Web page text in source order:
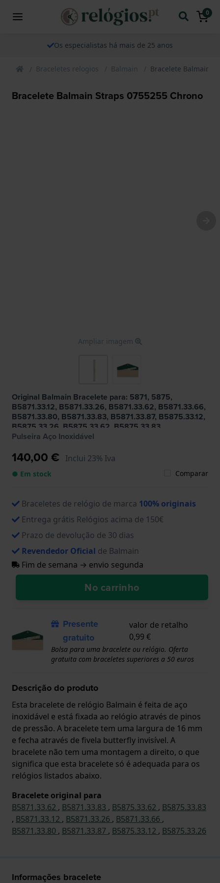
0
Os especialistas há mais de 25 anos
Braceletes relogios Balmain Bracelete Balmain
Bracelete Balmain Straps 0755255 Chrono
Ampliar imagem
Original Balmain Bracelete para: 5871, 5875,
B5871.33.12, B5871.33.26, B5871.33.62, B5871.33.66,
B5871.33.80, B5871.33.83, B5871.33.87, B5875.33.12,
B5875.33.26, B5875.33.62, B5875.33.83
Pulseira Aço Inoxidável
140,00 € Inclui 23% Iva
● Em stock Comparar
Braceletes de relógio de marca 100% originais
Entrega grátis Relógios acima de 150€
Prazo de devolução de 30 dias
Revendedor Oficial de Balmain
Fim de semana → envio segunda
No carrinho
Presente
gratuito
valor de retalho
0,99 €
Bolsa para uma bracelete ou relógio. Oferta
gratuita com braceletes superiores a 50 euros
Descrição do produto
Esta bracelete de relógio Balmain é feita de aço
inoxidável e está fixada ao relógio através de pinos
de pressão. A bracelete tem uma largura de 16 mm
e fecha através de fivela butterfly invisível. A
bracelete não tem uma montagem a direito, o que
significa que esta bracelete só é adequada para os
relógios listados abaixo.
Bracelete original para
B5871.33.62 , B5871.33.83 , B5875.33.62 , B5875.33.83
, B5871.33.12 , B5871.33.26 , B5871.33.66 ,
B5871.33.80 , B5871.33.87 , B5875.33.12 , B5875.33.26
Informações bracelete